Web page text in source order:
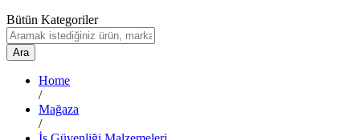
Bütün Kategoriler
Ara
Home
/
Mağaza
/